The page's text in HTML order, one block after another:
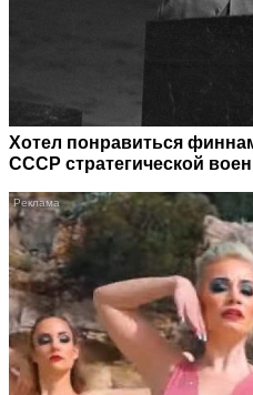
Хотел понравиться
СССР стратегической